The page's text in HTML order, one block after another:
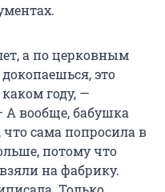
а по церковным
это
году, —
А вообще, бабушка
сама попросила в
потому что
на фабрику.